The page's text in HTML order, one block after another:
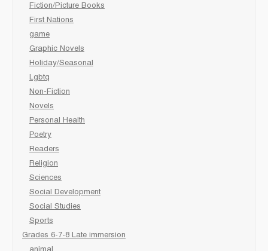
Fiction/Picture Books
First Nations
game
Graphic Novels
Holiday/Seasonal
Lgbtq
Non-Fiction
Novels
Personal Health
Poetry
Readers
Religion
Sciences
Social Development
Social Studies
Sports
Grades 6-7-8 Late immersion